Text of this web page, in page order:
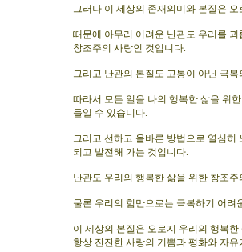
그러나 이 세상의 존재의미와 본질은
때문에 아무리 어려운 난관도 우리를
창조주의 사랑인 것입니다.
그리고 난관의 본질도 고통이 아닌 극복
따라서 모든 일을 나의 행복한 삶을 위
들일 수 있습니다.
그리고 선하고 올바른 방법으로 열심
되고 발전해 가는 것입니다.
난관도 우리의 행복한 삶을 위한 창조
물론 우리의 힘만으로는 극복하기 어
이 세상의 본질은 오로지 우리의 행복
항상 잔잔한 사랑의 기쁨과 평화와 자